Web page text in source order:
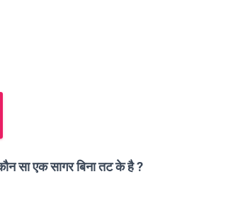
सा एक सागर बिना तट के है ?